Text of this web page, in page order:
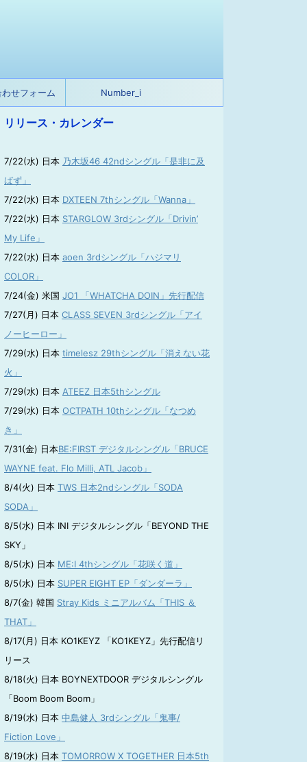
せフォーム Number_i
リリース・カレンダー
7/22(水) 日本 乃木坂46 42ndシングル「是非に及
ばず」
7/22(水) 日本 DXTEEN 7thシングル「Wanna」
7/22(水) 日本 STARGLOW 3rdシングル「Drivin’
My Life」
7/22(水) 日本 aoen 3rdシングル「ハジマリ
COLOR」
7/24(金) 米国 JO1 「WHATCHA DOIN」先行配信
7/27(月) 日本 CLASS SEVEN 3rdシングル「アイ
ノーヒーロー」
7/29(水) 日本 timelesz 29thシングル「消えない花
火」
7/29(水) 日本 ATEEZ 日本5thシングル
7/29(水) 日本 OCTPATH 10thシングル「なつめ
き」
7/31(金) 日本BE:FIRST デジタルシングル「BRUCE
WAYNE feat. Flo Milli, ATL Jacob」
8/4(火) 日本 TWS 日本2ndシングル「SODA
SODA」
8/5(水) 日本 INI デジタルシングル「BEYOND THE
SKY」
8/5(水) 日本 ME:I 4thシングル「花咲く道」
8/5(水) 日本 SUPER EIGHT EP「ダンダーラ」
8/7(金) 韓国 Stray Kids ミニアルバム「THIS ＆
THAT」
8/17(月) 日本 KO1KEYZ 「KO1KEYZ」先行配信リ
リース
8/18(火) 日本 BOYNEXTDOOR デジタルシングル
「Boom Boom Boom」
8/19(水) 日本 中島健人 3rdシングル「鬼事/
Fiction Love」
8/19(水) 日本 TOMORROW X TOGETHER 日本5th